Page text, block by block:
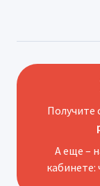
Получите
А еще –
кабинете: